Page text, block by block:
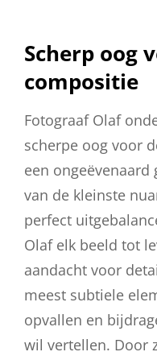
Scherp oog
compositie
Fotograaf Olaf
scherpe oog voor
een ongeëvenaard
van de kleinste
perfect
Olaf elk beeld tot
aandacht voor
meest subtiele
opvallen en
wil vertellen. Door